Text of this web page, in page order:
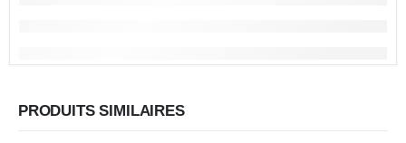
PRODUITS SIMILAIRES